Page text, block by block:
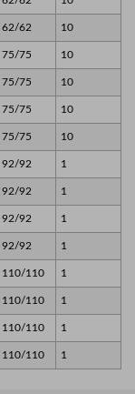
62/62 10
75/75 10
75/75 10
75/75 10
75/75 10
92/92 1
92/92 1
92/92 1
92/92 1
110/110 1
110/110 1
110/110 1
110/110 1